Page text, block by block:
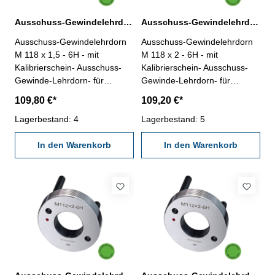
Ausschuss-Gewindelehrdorn M 118 x 1,5 - 6H DIN 13
Ausschuss-Gewindelehrdorn
M 118 x 1,5 - 6H - mit
Kalibrierschein- Ausschuss-
Gewinde-Lehrdorn- für
rechts- aus gehärtetem
Lehrenstahl- Norm DIN 13,
6H- mit Erleichterungsbohrung
und zwei Handgriffen
Nennmaß: M 118 x 1,5
109,80 €*
Lagerbestand: 4
In den Warenkorb
Ausschuss-Gewindelehrdorn M 118 x 2 - 6H DIN 13
Ausschuss-Gewindelehrdorn
M 118 x 2 - 6H - mit
Kalibrierschein- Ausschuss-
Gewinde-Lehrdorn- für
rechts- aus gehärtetem
Lehrenstahl- Norm DIN 13,
6H- mit Erleichterungsbohrung
und zwei Handgriffen
Nennmaß: M 118 x 2
109,20 €*
Lagerbestand: 5
In den Warenkorb